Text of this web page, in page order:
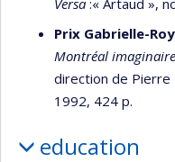
Versa :« Artaud »,
Prix Gabrielle-Roy
Montréal
direction de Pierre
1992, 424 p.
education